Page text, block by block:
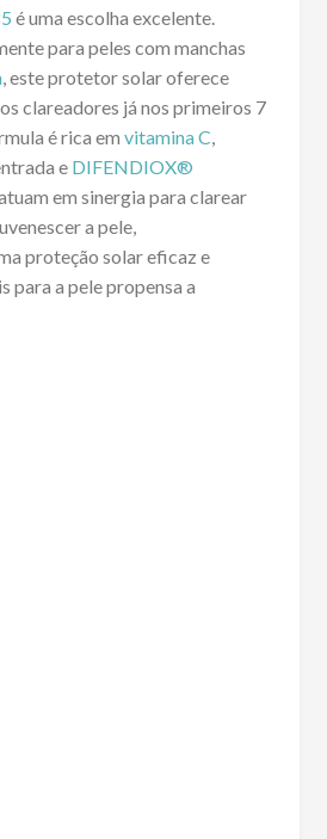
é uma escolha excelente.
para peles com manchas
, este protetor solar oferece
clareadores já nos primeiros 7
é rica em vitamina C
e DIFENDIOX®
em sinergia para clarear
a pele,
proteção solar eficaz e
para a pele propensa a